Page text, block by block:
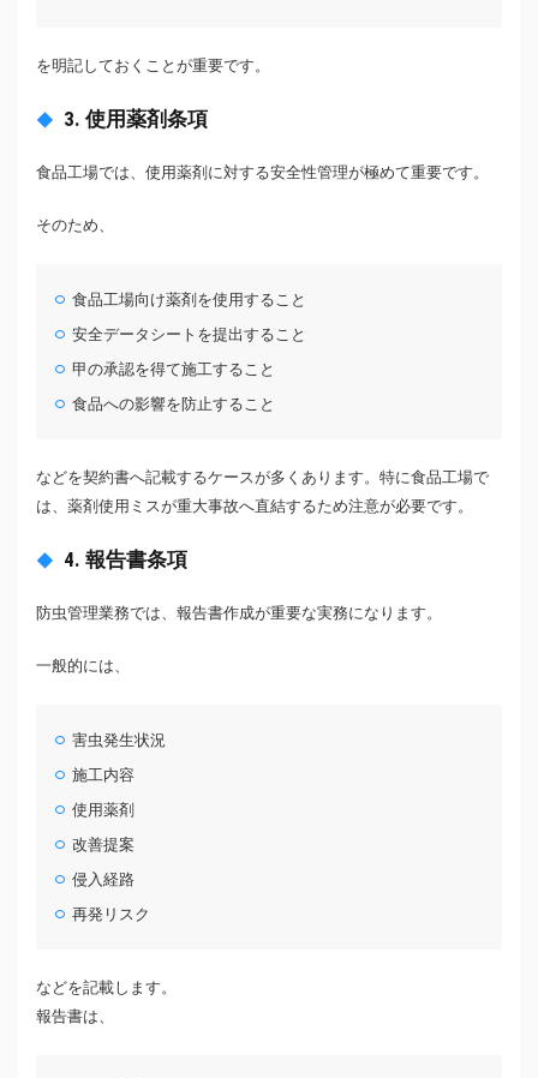
を明記しておくことが重要です。
3. 使用薬剤条項
食品工場では、使用薬剤に対する安全性管理が極めて重要です。
そのため、
食品工場向け薬剤を使用すること
安全データシートを提出すること
甲の承認を得て施工すること
食品への影響を防止すること
などを契約書へ記載するケースが多くあります。特に食品工場で
は、薬剤使用ミスが重大事故へ直結するため注意が必要です。
4. 報告書条項
防虫管理業務では、報告書作成が重要な実務になります。
一般的には、
害虫発生状況
施工内容
使用薬剤
改善提案
侵入経路
再発リスク
などを記載します。
報告書は、